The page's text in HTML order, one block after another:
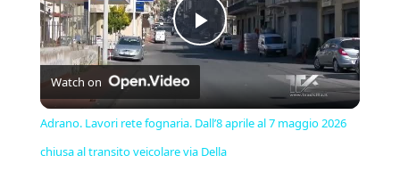
Play
Video
Watch on
Adrano. Lavori rete fognaria. Dall’8 aprile al 7 maggio 2026
chiusa al transito veicolare via Della